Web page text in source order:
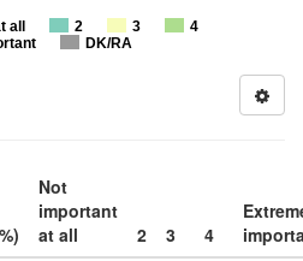
all 2 3
4
DK/RA
Not
important
at all
2 3 4